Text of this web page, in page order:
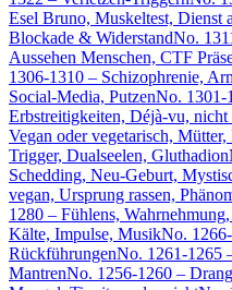
Esel Bruno, Muskeltest, Dienst
Blockade & WiderstandNo.
Aussehen Menschen, CTF
1306-1310 – Schizophrenie,
Social-Media, PutzenNo. 1301-
Erbstreitigkeiten, Déjà-vu, nicht
Vegan oder vegetarisch, Mütter,
Trigger, Dualseelen, Gluthadion
Schedding, Neu-Geburt,
vegan, Ursprung rassen,
1280 – Fühlens,
Kälte, Impulse, MusikNo.
RückführungenNo. 1261-1265
MantrenNo. 1256-1260 –